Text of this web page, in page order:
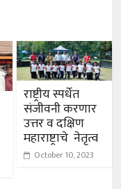
राष्ट्रीय स्पर्धेत
संजीवनी करणार
उत्तर व दक्षिण
महाराष्ट्राचे नेतृत्व
October 10, 2023